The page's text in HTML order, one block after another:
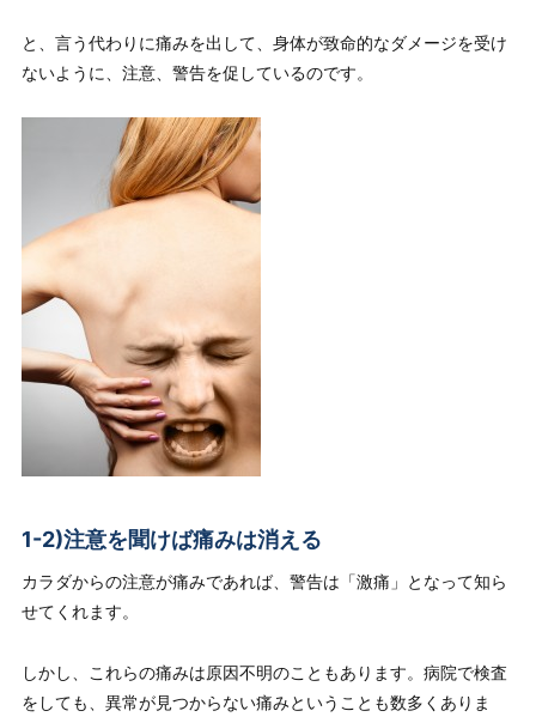
と、言う代わりに痛みを出して、身体が致命的なダメージを受け
ないように、注意、警告を促しているのです。
1-2)注意を聞けば痛みは消える
カラダからの注意が痛みであれば、警告は「激痛」となって知ら
せてくれます。
しかし、これらの痛みは原因不明のこともあります。病院で検査
をしても、異常が見つからない痛みということも数多くありま